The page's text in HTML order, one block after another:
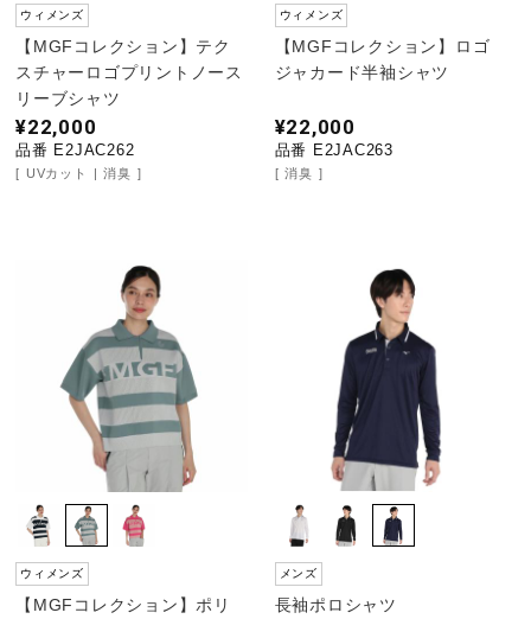
ウィメンズ
【MGFコレクション】テク
スチャーロゴプリントノース
リーブシャツ
¥22,000
品番 E2JAC262
UVカット 消臭
ウィメンズ
【MGFコレクション】ロゴ
ジャカード半袖シャツ
¥22,000
品番 E2JAC263
消臭
ウィメンズ
【MGFコレクション】ポリ
メンズ
長袖ポロシャツ